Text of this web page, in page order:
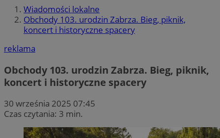
Wiadomości lokalne
Obchody 103. urodzin Zabrza. Bieg, piknik,
koncert i historyczne spacery
reklama
Obchody 103. urodzin Zabrza. Bieg, piknik,
koncert i historyczne spacery
30 września 2025 07:45
Czas czytania: 3 min.